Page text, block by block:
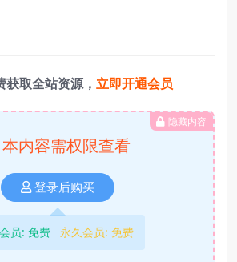
获取全站资源， 立即开通会员
隐藏内容
本内容需权限查看
登录后购买
员: 免费 永久会员: 免费